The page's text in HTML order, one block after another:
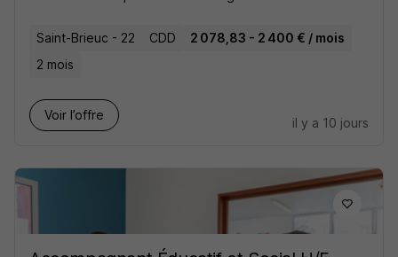
Saint-Brieuc - 22 CDD
2 078,83 - 2 400 € / mois
2 mois
Voir l’offre
il y a 10 jours